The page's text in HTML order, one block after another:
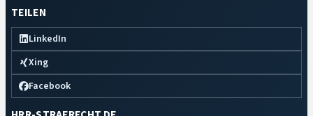
TEILEN
LinkedIn
Xing
Facebook